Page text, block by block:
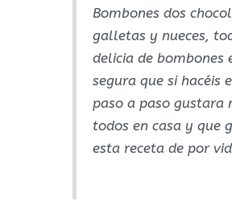
Bombones dos
galletas y nueces,
delicia de bombones
segura que si hacéis
paso a paso gustara
todos en casa y que
esta receta de por